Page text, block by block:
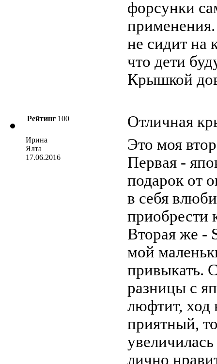
форсунки
не сидит на
что дети
Крышкой
Рейтинг 100 Отличная
Ирина
Ялта
17.06.2016
Это моя
Первая -
подарок от
в себя
Вторая же -
мой
привыкать.
разницы с
люфтит, ход
приятный,
лично